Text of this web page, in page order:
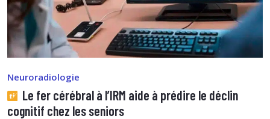
Neuroradiologie
Le fer cérébral à l’IRM aide à prédire le déclin
cognitif chez les seniors